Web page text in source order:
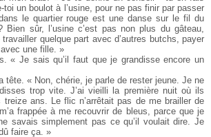
un boulot à l’usine, pour ne pas finir par passer
le quartier rouge est une danse sur le fil du
Bien sûr, l’usine c’est pas non plus du gâteau,
quelque part avec d’autres butchs, payer
une fille. »
« Je sais qu’il faut que je grandisse encore un
tête. « Non, chérie, je parle de rester jeune. Je ne
trop vite. J’ai vieilli la première nuit où ils
treize ans. Le flic n’arrêtait pas de me brailler de
frappée à me recouvrir de bleus, parce que je
savais simplement pas ce qu’il voulait dire. Je
faire ça. »